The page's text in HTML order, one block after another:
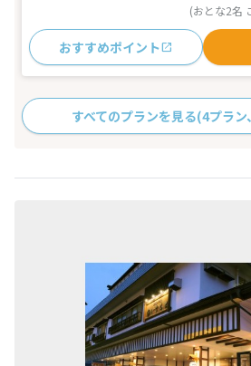
(おとな2名
おすすめポイント
すべてのプランを見る(4プラン